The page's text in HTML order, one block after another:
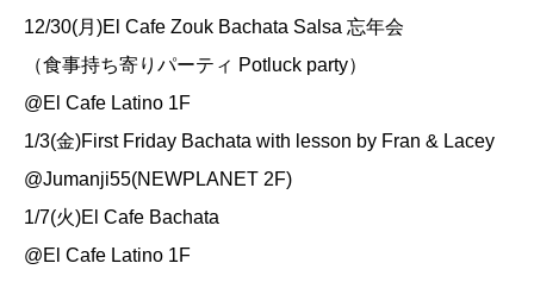
12/30(月)El Cafe Zouk Bachata Salsa 忘年会
（食事持ち寄りパーティ Potluck party）
@El Cafe Latino 1F
1/3(金)First Friday Bachata with lesson by Fran & Lacey
@Jumanji55(NEWPLANET 2F)
1/7(火)El Cafe Bachata
@El Cafe Latino 1F